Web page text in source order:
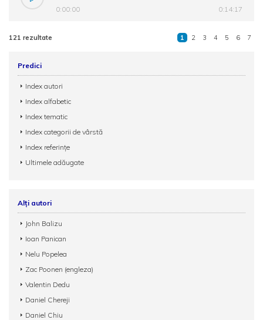
0:00:00 0:14:17
121 rezultate 1 2 3 4 5 6 7
Predici
Index autori
Index alfabetic
Index tematic
Index categorii de vârstă
Index referințe
Ultimele adăugate
Alți autori
John Balizu
Ioan Panican
Nelu Popelea
Zac Poonen (engleza)
Valentin Dedu
Daniel Chereji
Daniel Chiu